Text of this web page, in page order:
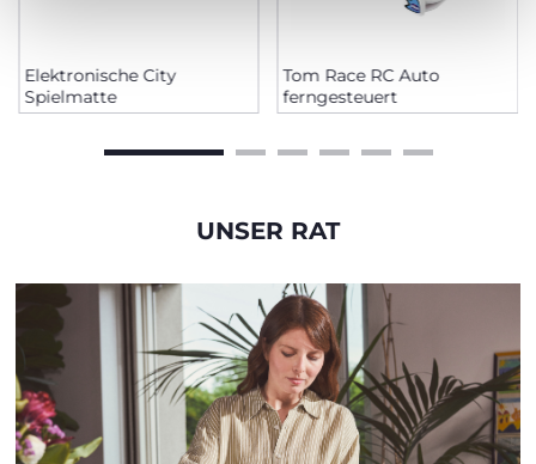
Elektronische City
Spielmatte
Tom Race RC Auto
ferngesteuert
UNSER RAT